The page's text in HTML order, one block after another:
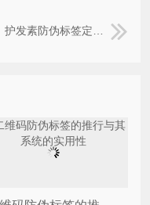
护发素防伪标签定制方案，多重技术守住洗护品牌正品防线